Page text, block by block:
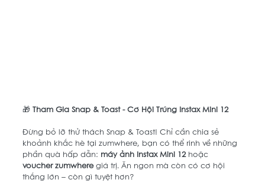
🎁 Tham Gia Snap & Toast - Cơ Hội Trúng Instax Mini 12
Đừng bỏ lỡ thử thách Snap & Toast! Chỉ cần chia sẻ
khoảnh khắc hè tại zumwhere, bạn có thể rinh về những
phần quà hấp dẫn: máy ảnh Instax Mini 12 hoặc
voucher zumwhere giá trị. Ăn ngon mà còn có cơ hội
thắng lớn – còn gì tuyệt hơn?